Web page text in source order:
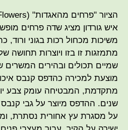
איש גורדון מציג שדה פרחים
משיכות מכחול רכות בגוני ורוד,
מתמזגות זו בזו ויוצרות
שמיים תכולים ובהירים המשרים
מתקדמת, המבטיחה עומק צבע
שנים. ההדפס מיוצר על גבי
על מסגרת עץ אחורית נסתרת,